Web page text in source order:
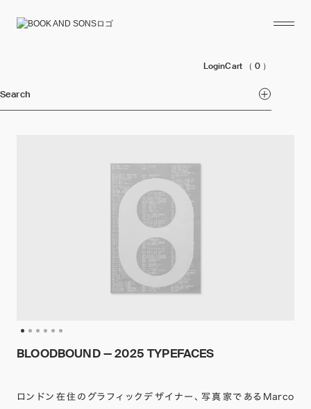
LoginCart （ 0 ）
Search
BLOODBOUND — 2025 TYPEFACES
ロンドン在住のグラフィックデザイナー、写真家であるMarco